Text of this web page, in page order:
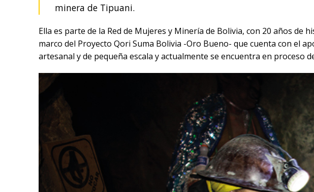
minera de Tipuani.
Ella es parte de la Red de Mujeres y Minería de Bolivia, con 20 años de
marco del Proyecto Qori Suma Bolivia -Oro Bueno- que cuenta con el
artesanal y de pequeña escala y actualmente se encuentra en proceso